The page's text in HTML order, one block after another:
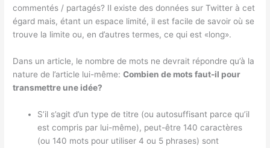
commentés / partagés? Il existe des données sur Twitter à cet
égard mais, étant un espace limité, il est facile de savoir où se
trouve la limite ou, en d’autres termes, ce qui est «long».
Dans un article, le nombre de mots ne devrait répondre qu’à la
nature de l’article lui-même:Combien de mots faut-il pour
transmettre une idée?
S’il s’agit d’un type de titre (ou autosuffisant parce qu’il
est compris par lui-même), peut-être 140 caractères
(ou 140 mots pour utiliser 4 ou 5 phrases) sont